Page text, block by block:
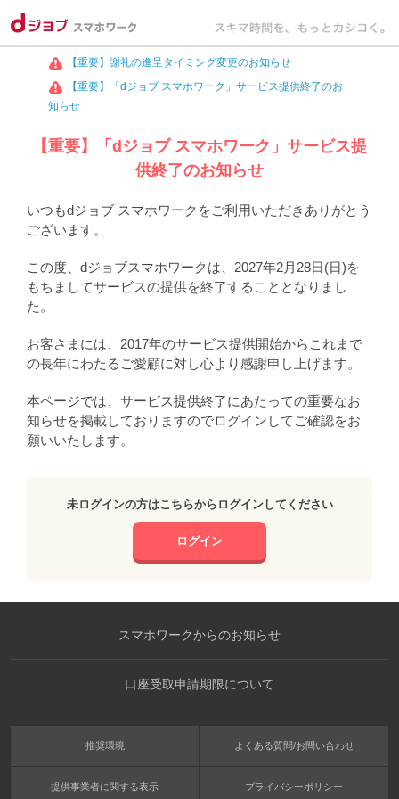
【重要】謝礼の進呈タイミング変更のお知らせ
【重要】「dジョブ スマホワーク」サービス提供終了のお
知らせ
【重要】「dジョブ スマホワーク」サービス提
供終了のお知らせ
いつもdジョブ スマホワークをご利用いただきありがとう
ございます。
この度、dジョブスマホワークは、2027年2月28日(日)を
もちましてサービスの提供を終了することとなりまし
た。
お客さまには、2017年のサービス提供開始からこれまで
の長年にわたるご愛顧に対し心より感謝申し上げます。
本ページでは、サービス提供終了にあたっての重要なお
知らせを掲載しておりますのでログインしてご確認をお
願いいたします。
未ログインの方はこちらからログインしてください
ログイン
スマホワークからのお知らせ
口座受取申請期限について
推奨環境 よくある質問/お問い合わせ
提供事業者に関する表示 プライバシーポリシー